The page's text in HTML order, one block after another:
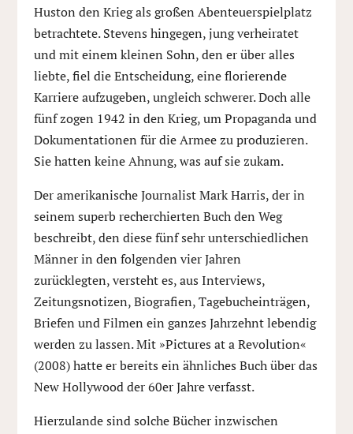
Huston den Krieg als großen Abenteuerspielplatz
betrachtete. Stevens hingegen, jung verheiratet
und mit einem kleinen Sohn, den er über alles
liebte, fiel die Entscheidung, eine florierende
Karriere aufzugeben, ungleich schwerer. Doch alle
fünf zogen 1942 in den Krieg, um Propaganda und
Dokumentationen für die Armee zu produzieren.
Sie hatten keine Ahnung, was auf sie zukam.
Der amerikanische Journalist Mark Harris, der in
seinem superb recherchierten Buch den Weg
beschreibt, den diese fünf sehr unterschiedlichen
Männer in den folgenden vier Jahren
zurücklegten, versteht es, aus Interviews,
Zeitungsnotizen, Biografien, Tagebucheinträgen,
Briefen und Filmen ein ganzes Jahrzehnt lebendig
werden zu lassen. Mit »Pictures at a Revolution«
(2008) hatte er bereits ein ähnliches Buch über das
New Hollywood der 60er Jahre verfasst.
Hierzulande sind solche Bücher inzwischen